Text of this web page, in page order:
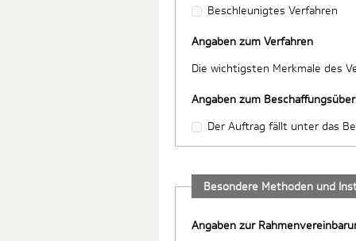
Beschleunigtes Verfahren
Angaben zum Verfahren
Die wichtigsten Merkmale des
Angaben zum
Der Auftrag fällt unter das
Besondere Methoden und
Angaben zur